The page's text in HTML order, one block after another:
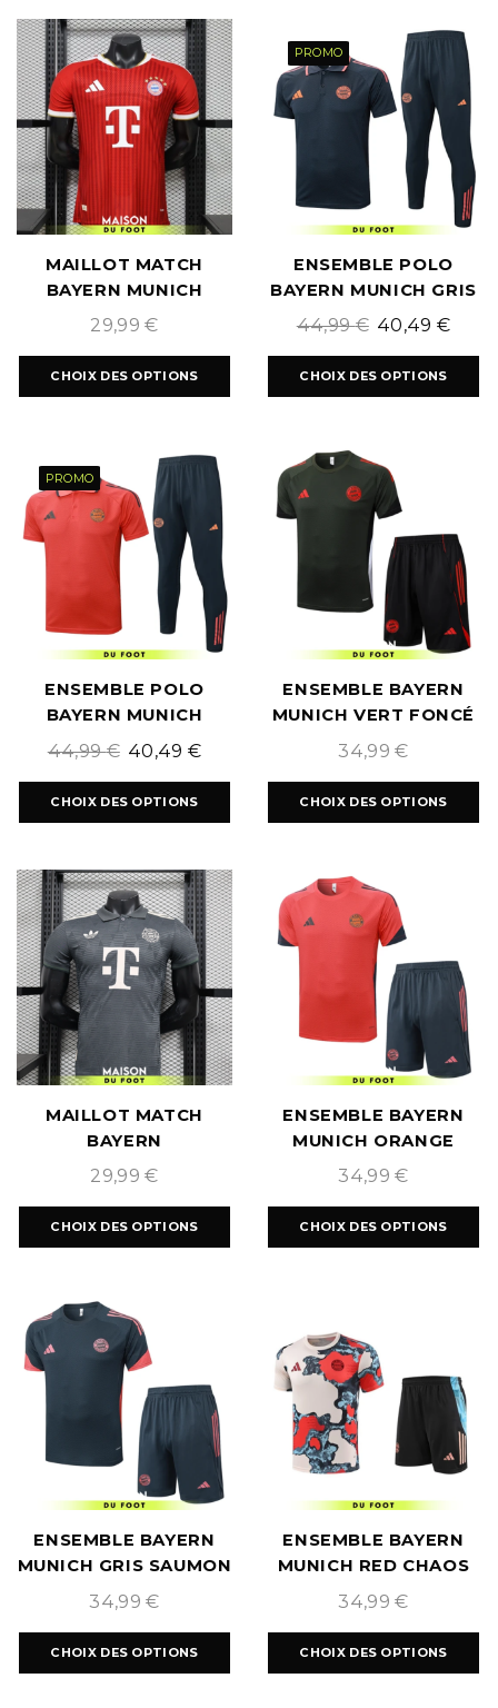
MAILLOT MATCH
BAYERN MUNICH
DOMICILE 2026/2027
29,99€
CHOIX DES OPTIONS
PROMO
ENSEMBLE POLO
BAYERN MUNICH GRIS
FONCÉ 2025/2026
44,99€ 40,49 €
CHOIX DES OPTIONS
PROMO
ENSEMBLE POLO
BAYERN MUNICH
ORANGE 2025/2026
44,99€ 40,49 €
CHOIX DES OPTIONS
ENSEMBLE BAYERN
MUNICH VERT FONCÉ
2025/2026
34,99€
CHOIX DES OPTIONS
MAILLOT MATCH
BAYERN
OKTOBERFEST
29,99€
CHOIX DES OPTIONS
ENSEMBLE BAYERN
MUNICH ORANGE
2025/2026
34,99€
CHOIX DES OPTIONS
ENSEMBLE BAYERN
MUNICH GRIS SAUMON
2025/2026
34,99€
CHOIX DES OPTIONS
ENSEMBLE BAYERN
MUNICH RED CHAOS
2025/2026
34,99€
CHOIX DES OPTIONS